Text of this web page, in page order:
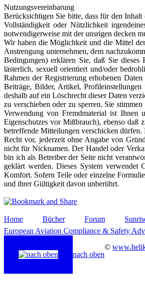
Nutzungsvereinbarung
Berücksichtigen Sie bitte, dass für den
Vollständigkeit oder Nützlichkeit
notwendigerweise mit der unsrigen decken
Wir haben die Möglichkeit und die Mittel
Anstrengung unternehmen, dem
Bedingungen) erklären Sie, daß Sie
lästerlich, sexuell orientiert und/oder
Rahmen der Registrierung erhobenen
Beiträge, Bilder, Artikel, Profileinstellungen
deshalb auf ein Löschrecht dieser Daten
zu verschieben oder zu sperren. Sie
Verwendung von Fremdmaterial ist Ihnen
Eigenschutzes vor Mißbrauch), ebenso daß
betreffende Mitteilungen verschicken
Recht vor, jederzeit ohne Angabe von
nicht für Nicknamen. Der Handel oder
bin ich als Betreiber der Seite nicht
geklärt werden. Dieses System verwendet
Komfort. Sofern Teile oder einzelne
und ihrer Gültigkeit davon unberührt.
Home Bücher Forum
European Aviation Compliance & Safety
nach oben
©